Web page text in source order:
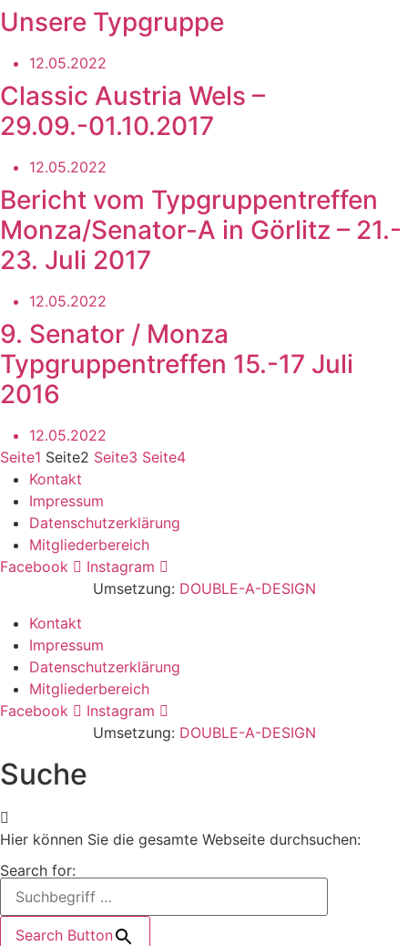
Unsere Typgruppe
12.05.2022
Classic Austria Wels –
29.09.-01.10.2017
12.05.2022
Bericht vom Typgruppentreffen
Monza/Senator-A in Görlitz – 21.-
23. Juli 2017
12.05.2022
9. Senator / Monza
Typgruppentreffen 15.-17 Juli
2016
12.05.2022
Seite1 Seite2 Seite3 Seite4
Kontakt
Impressum
Datenschutzerklärung
Mitgliederbereich
Facebook
Instagram
Umsetzung: DOUBLE-A-DESIGN
Kontakt
Impressum
Datenschutzerklärung
Mitgliederbereich
Facebook
Instagram
Umsetzung: DOUBLE-A-DESIGN
Suche
Hier können Sie die gesamte Webseite durchsuchen:
Search for:
Search Button